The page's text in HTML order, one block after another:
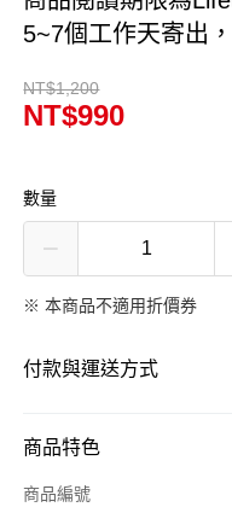
5~7個工作天寄出
NT$1,200
NT$990
數量
※ 本商品不適用折價券
付款與運送方式
付款方式
信用卡一次付款
商品特色
商品編號